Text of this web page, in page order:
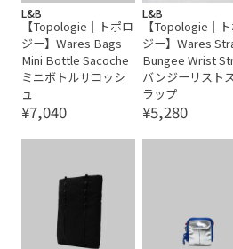
L&B
【Topologie｜トポロ
ジー】Wares Bags
Mini Bottle Sacoche
ミニボトルサコッシ
ュ
¥7,040
L&B
【Topologie｜
ジー】Wares
Bungee Wrist
バンジーリスト
ラップ
¥5,280